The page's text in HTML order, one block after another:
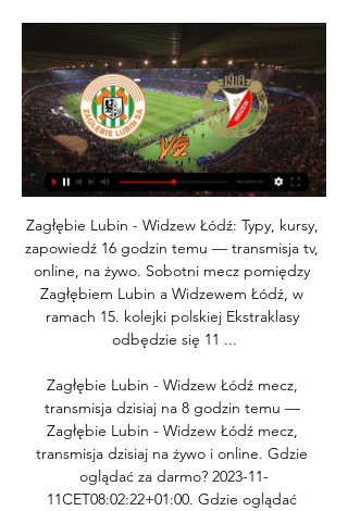
Zagłębie Lubin - Widzew Łódź: Typy, kursy,
zapowiedź 16 godzin temu — transmisja tv,
online, na żywo. Sobotni mecz pomiędzy
Zagłębiem Lubin a Widzewem Łódź, w
ramach 15. kolejki polskiej Ekstraklasy
odbędzie się 11 ...
Zagłębie Lubin - Widzew Łódź mecz,
transmisja dzisiaj na 8 godzin temu —
Zagłębie Lubin - Widzew Łódź mecz,
transmisja dzisiaj na żywo i online. Gdzie
oglądać za darmo? 2023-11-
11CET08:02:22+01:00. Gdzie oglądać